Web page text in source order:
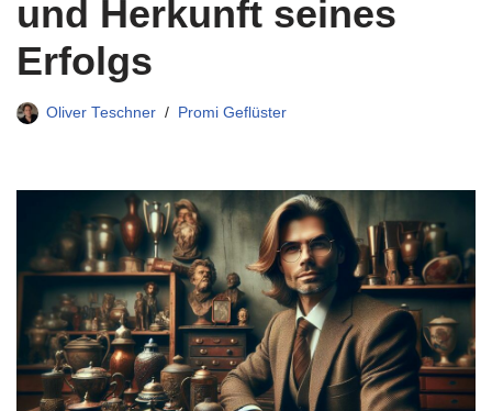
und Herkunft seines
Erfolgs
Oliver Teschner Promi Geflüster